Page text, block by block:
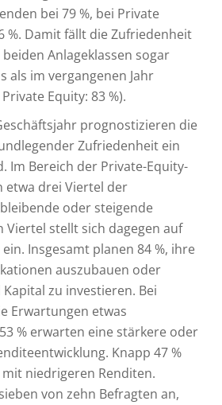
bei 79 %, bei Private
%. Damit fällt die Zufriedenheit
Anlageklassen sogar
als im vergangenen Jahr
Equity: 83 %).
prognostizieren die
Zufriedenheit ein
Im Bereich der Private-Equity-
etwa drei Viertel der
oder steigende
Viertel stellt sich dagegen auf
Insgesamt planen 84 %, ihre
auszubauen oder
zu investieren. Bei
Erwartungen etwas
% erwarten eine stärkere oder
Knapp 47 %
niedrigeren Renditen.
von zehn Befragten an,